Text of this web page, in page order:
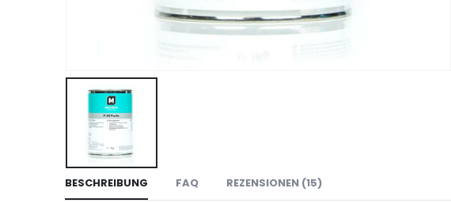
BESCHREIBUNG FAQ REZENSIONEN (15)